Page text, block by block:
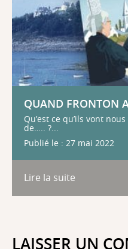
QUAND FRONTON
Qu’est ce qu’ils vont
de….. ?...
Publié le : 27 mai 2022
Lire la suite
LAISSER UN